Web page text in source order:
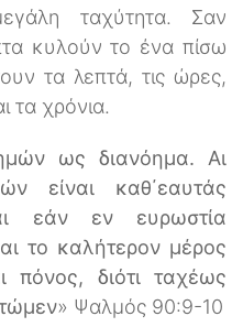
ταχύτητα. Σαν
κυλούν το ένα πίσω
τα λεπτά, τις ώρες,
τα χρόνια.
ως διανόημα. Αι
είναι καθ΄εαυτάς
εάν εν ευρωστία
το καλήτερον μέρος
πόνος, διότι ταχέως
» Ψαλμός 90:9-10